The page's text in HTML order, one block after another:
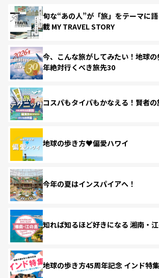
旬な“あの人”が「旅」をテーマに
載 MY TRAVEL STORY
今、こんな旅がしてみたい！地球
年絶対行くべき旅先30
コスパもタイパもかなえる！賢者
地球の歩き方♥偏愛ハワイ
今年の夏はインスパイアへ！
知れば知るほど好きになる 湘南・
地球の歩き方45周年記念 インド特集